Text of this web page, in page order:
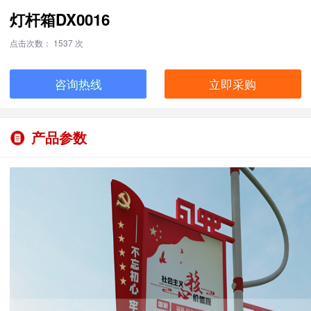
灯杆箱DX0016
点击次数： 1537 次
咨询热线 立即采购
产品参数